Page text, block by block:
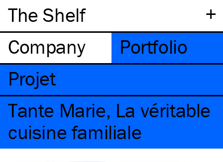
+
The Shelf
Company
Portfolio
Projet
Tante Marie, La véritable
cuisine familiale